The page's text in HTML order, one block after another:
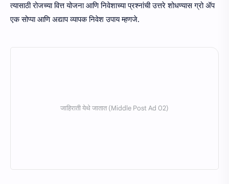
त्यासाठी रोजच्या वित्त योजना आणि निवेशाच्या प्रश्नांची उत्तरे शोधण्यास ग्रो ॲप
एक सोप्पा आणि अद्याप व्यापक निवेश उपाय म्हणजे.